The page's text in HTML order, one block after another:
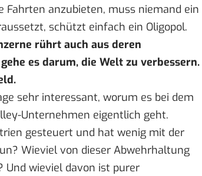
Fahrten anzubieten, muss niemand ein
schützt einfach ein Oligopol.
rührt auch aus deren
es darum, die Welt zu verbessern.
sehr interessant, worum es bei dem
Unternehmen eigentlich geht.
gesteuert und hat wenig mit der
Wieviel von dieser Abwehrhaltung
wieviel davon ist purer